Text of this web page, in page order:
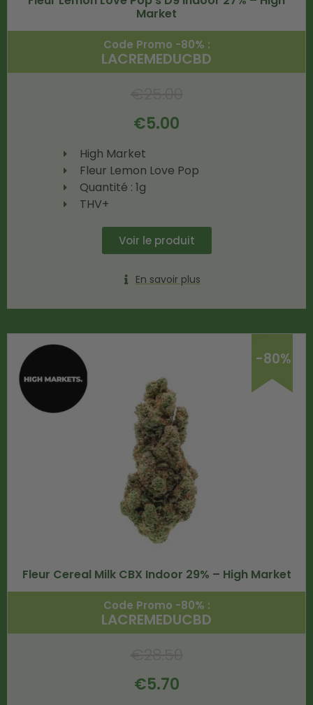
Market
Code Promo -80% :
LACREMEDUCBD
€5.00
High Market
Fleur Lemon Love Pop
Quantité : 1g
THV+
Voir le produit
En savoir plus
-80%
Fleur Cereal Milk CBX Indoor 29% – High Market
Code Promo -80% :
LACREMEDUCBD
€5.70